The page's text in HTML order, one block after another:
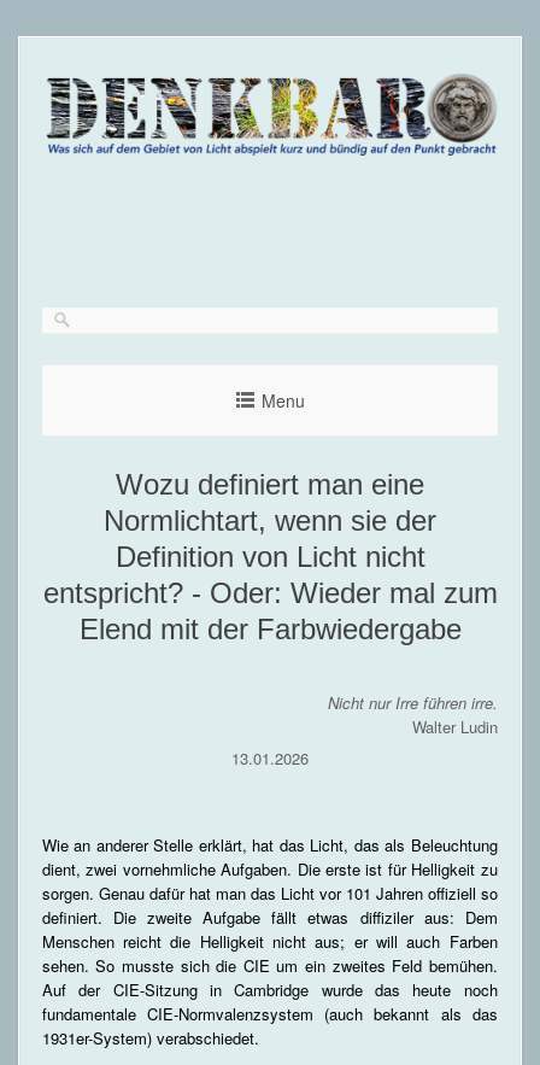
Menu
Wozu definiert man eine
Normlichtart, wenn sie der
Definition von Licht nicht
entspricht? - Oder: Wieder mal zum
Elend mit der Farbwiedergabe
Nicht nur Irre führen irre.
Walter Ludin
13.01.2026
Wie an anderer Stelle erklärt, hat das Licht, das als Beleuchtung
dient, zwei vornehmliche Aufgaben. Die erste ist für Helligkeit zu
sorgen. Genau dafür hat man das Licht vor 101 Jahren offiziell so
definiert. Die zweite Aufgabe fällt etwas diffiziler aus: Dem
Menschen reicht die Helligkeit nicht aus; er will auch Farben
sehen. So musste sich die CIE um ein zweites Feld bemühen.
Auf der CIE-Sitzung in Cambridge wurde das heute noch
fundamentale CIE-Normvalenzsystem (auch bekannt als das
1931er-System) verabschiedet.